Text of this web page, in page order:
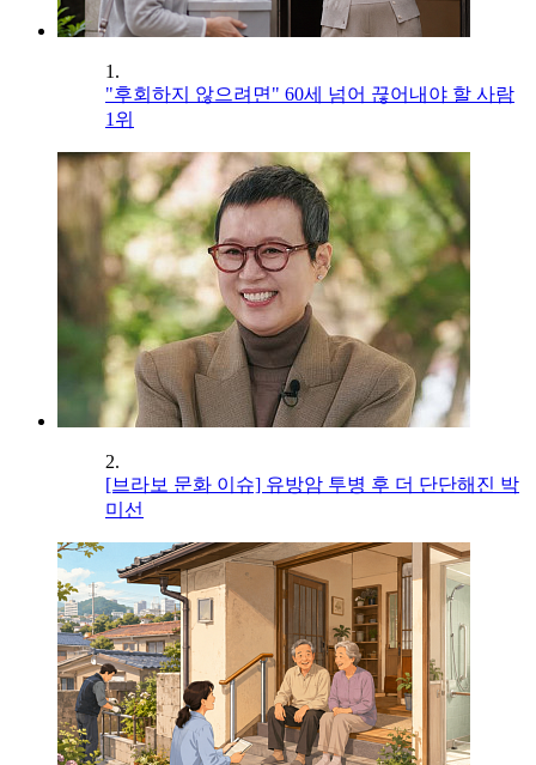
1.
"후회하지 않으려면" 60세 넘어 끊어내야 할 사람
1위
2.
[브라보 문화 이슈] 유방암 투병 후 더 단단해진 박
미선